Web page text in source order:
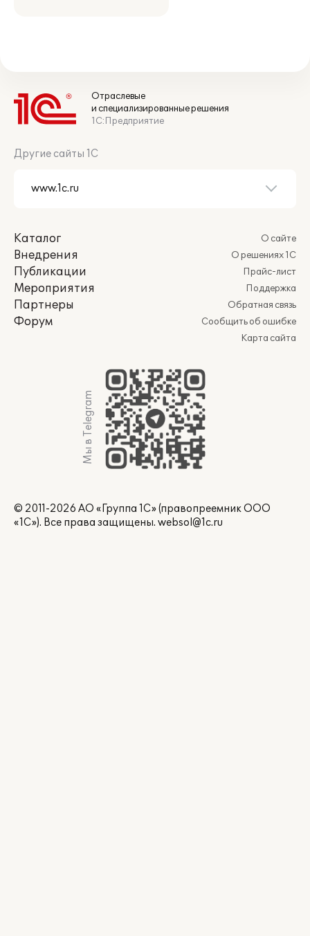
Отраслевые
и специализированные решения
1С:Предприятие
Другие сайты 1С
Каталог
Внедрения
Публикации
Мероприятия
Партнеры
Форум
О сайте
О решениях 1С
Прайс-лист
Поддержка
Обратная связь
Сообщить об ошибке
Карта сайта
Мы в Telegram
© 2011-2026 АО «Группа 1С» (правопреемник ООО
«1С»). Все права защищены. websol@1c.ru